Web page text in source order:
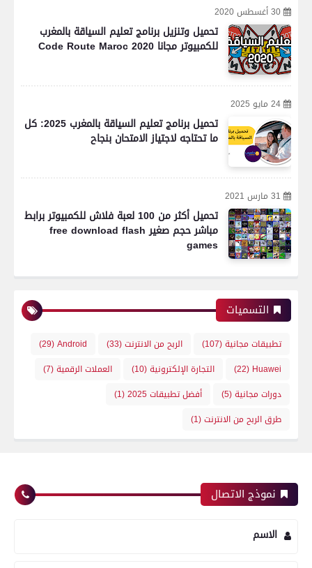
30 أغسطس 2020
تحميل وتنزيل برنامج تعليم السياقة بالمغرب
للكمبيوتر مجانا Code Route Maroc 2020
24 مايو 2025
تحميل برنامج تعليم السياقة بالمغرب 2025: كل
ما تحتاجه لاجتياز الامتحان بنجاح
31 مارس 2021
تحميل أكثر من 100 لعبة فلاش للكمبيوتر برابط
مباشر حجم صغير free download flash
games
التسميات
تطبيقات مجانية(107) الربح من الانترنت(33)
Android
(29)
Huawei
(22) التجارة الإلكترونية(10) العملات الرقمية(7)
دورات مجانية(5) أفضل تطبيقات 2025
(1)
طرق الربح من الانترنت(1)
نموذج الاتصال
الاسم